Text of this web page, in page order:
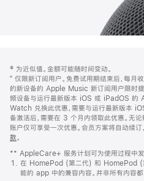
页
页
脚
注
‡ 为近似值。金额可能随时间变动。
⁺ 仅限新订阅用户。免费试用期结束后，每
的新设备的 Apple Music 新订阅用户限时提
频设备与运行最新版本 iOS 或 iPadOS 的
Watch 兑换此优惠，需要与运行最新版本
备激活后，需要在 3 个月内领取此优惠。无
账户仅可享受一次优惠。会员方案将自动续
款。
窗
口
中
** AppleCare+ 服务计划可为使用过程中发
在 HomePod (第二代) 和 HomePod (
能的 app 中的兼容内容。并非所有内容都